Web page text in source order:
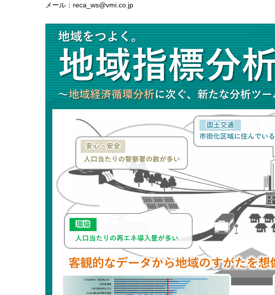
メール：reca_ws@vmi.co.jp